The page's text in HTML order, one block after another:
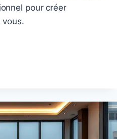
pour créer
vous.